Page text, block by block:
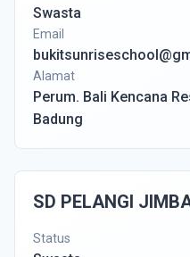
Swasta
Email
Alamat
Perum. Bali Kencana
Badung
SD PELANGI
Status